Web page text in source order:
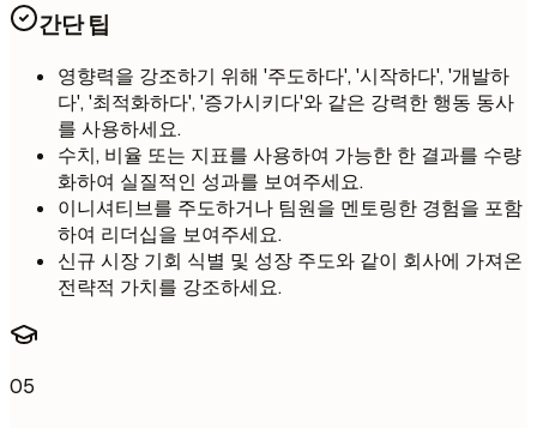
간단 팁
영향력을 강조하기 위해 '주도하다', '시작하다', '개발하
다', '최적화하다', '증가시키다'와 같은 강력한 행동 동사
를 사용하세요.
수치, 비율 또는 지표를 사용하여 가능한 한 결과를 수량
화하여 실질적인 성과를 보여주세요.
이니셔티브를 주도하거나 팀원을 멘토링한 경험을 포함
하여 리더십을 보여주세요.
신규 시장 기회 식별 및 성장 주도와 같이 회사에 가져온
전략적 가치를 강조하세요.
05